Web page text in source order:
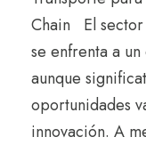
Chain El sector
se enfrenta a
aunque
oportunidades
innovación. A